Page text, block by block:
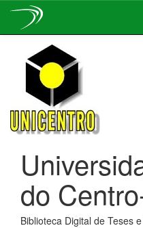
navigation
do
Biblioteca Digital de Teses